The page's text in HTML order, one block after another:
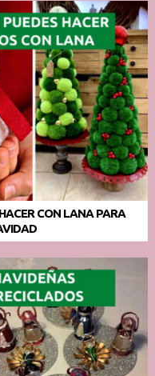
CON LANA PARA